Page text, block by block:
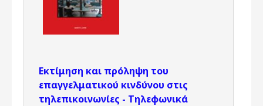
Εκτίμηση και πρόληψη του
επαγγελματικού κινδύνου στις
τηλεπικοινωνίες - Τηλεφωνικά